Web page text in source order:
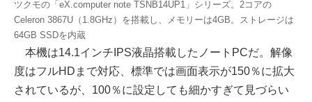
ツクモの「eX.computer note TSNB14UP1」シリーズ。2コアの
Celeron 3867U（1.8GHz）を搭載し、メモリーは4GB。ストレージは
64GB SSDを内蔵
本機は14.1インチIPS液晶搭載したノートPCだ。解像
度はフルHDまで対応、標準では画面表示が150％に拡大
されているが、100％に設定しても細かすぎて見づらい